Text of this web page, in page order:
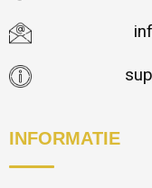
INFORMATIE